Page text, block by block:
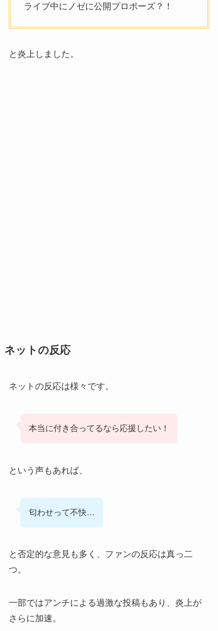
ライブ中にノゼに公開プロポーズ？！
と炎上しました。
ネットの反応
ネットの反応は様々です。
本当に付き合ってるなら応援したい！
という声もあれば、
匂わせって不快…
と否定的な意見も多く、ファンの反応は真っ二
つ。
一部ではアンチによる過激な投稿もあり、炎上が
さらに加速。